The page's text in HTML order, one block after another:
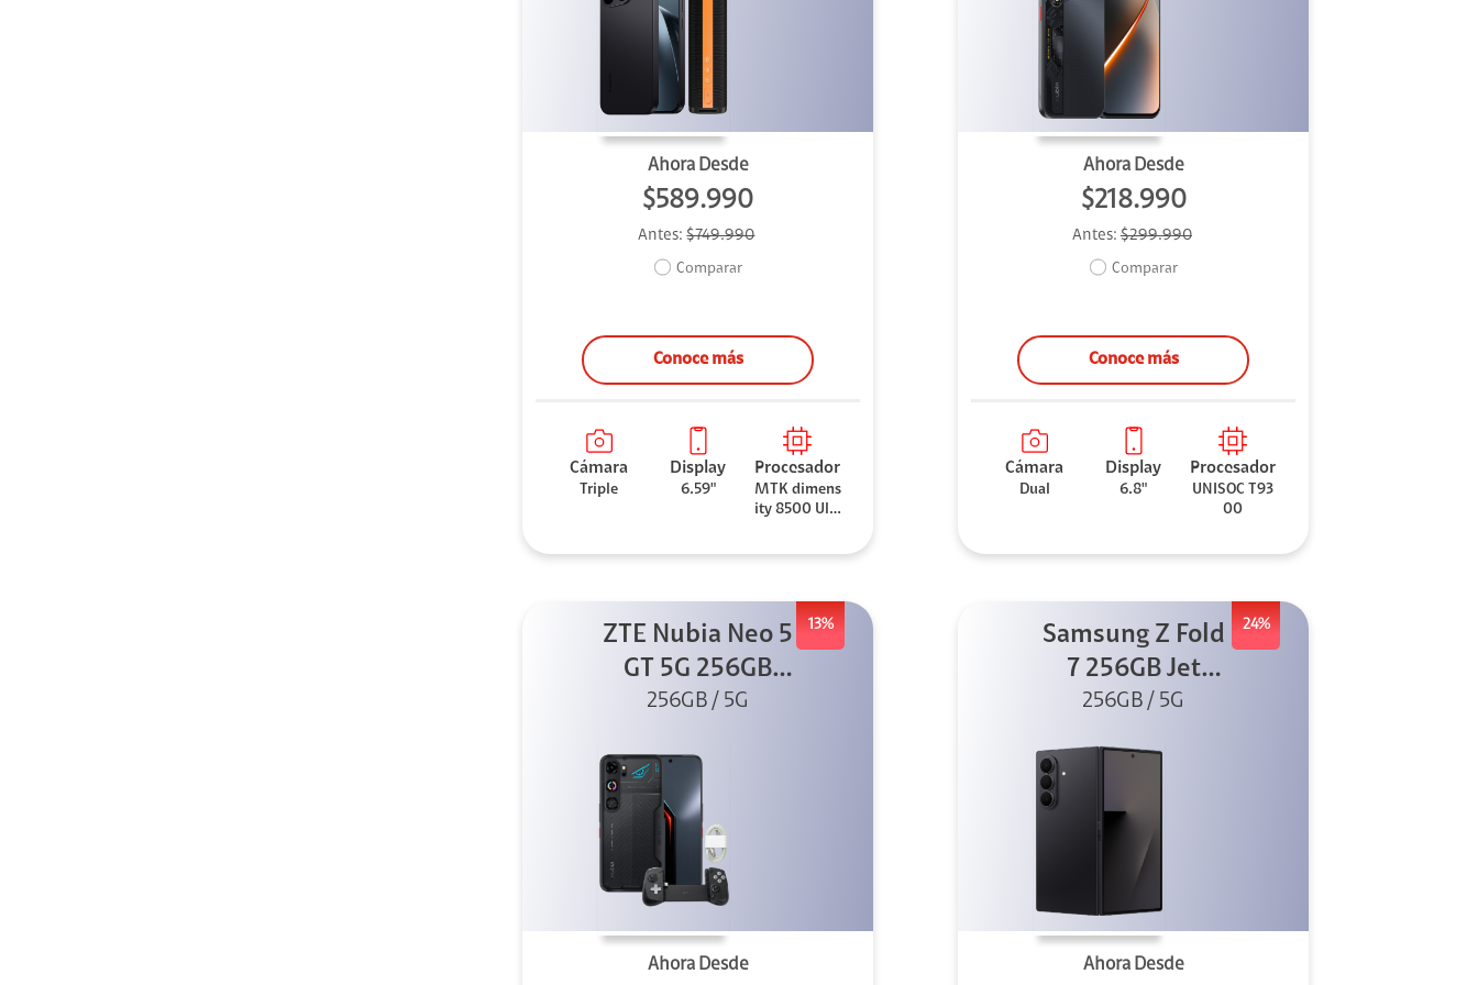
Ahora Desde
$589.990
Antes:$749.990
Comparar
Conoce más
Cámara
Triple
Display
6.59"
Procesador
MTK dimens
ity 8500 Ultr
Ahora Desde
$218.990
Antes: $299.990
Comparar
Conoce más
Cámara
Dual
Display
6.8"
Procesador
UNISOC T93
00
13%
ZTE Nubia Neo 5
GT 5G 256GB
Negro + GPAD +
256GB / 5G
Ahora Desde
24%
Samsung Z Fold
7 256GB Jet
Black
256GB / 5G
Ahora Desde